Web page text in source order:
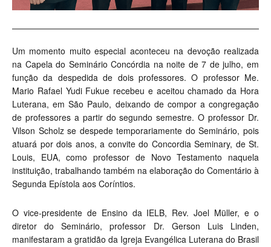
Um momento muito especial aconteceu na devoção realizada
na Capela do Seminário Concórdia na noite de 7 de julho, em
função da despedida de dois professores. O professor Me.
Mario Rafael Yudi Fukue recebeu e aceitou chamado da Hora
Luterana, em São Paulo, deixando de compor a congregação
de professores a partir do segundo semestre. O professor Dr.
Vilson Scholz se despede temporariamente do Seminário, pois
atuará por dois anos, a convite do Concordia Seminary, de St.
Louis, EUA, como professor de Novo Testamento naquela
instituição, trabalhando também na elaboração do Comentário à
Segunda Epístola aos Coríntios.
O vice-presidente de Ensino da IELB, Rev. Joel Müller, e o
diretor do Seminário, professor Dr. Gerson Luis Linden,
manifestaram a gratidão da Igreja Evangélica Luterana do Brasil